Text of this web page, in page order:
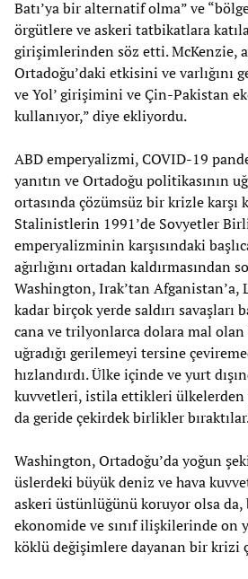
Batı’ya bir alternatif olma” ve
örgütlere ve askeri tatbikatlara
girişimlerinden söz etti. McKenzie,
Ortadoğu’daki etkisini ve varlığını
ve Yol’ girişimini ve Çin-Pakistan
kullanıyor,” diye ekliyordu.
ABD emperyalizmi, COVID-19
yanıtın ve Ortadoğu politikasının
ortasında çözümsüz bir krizle karşı
Stalinistlerin 1991’de Sovyetler
emperyalizminin karşısındaki
ağırlığını ortadan kaldırmasından
Washington, Irak’tan Afganistan’a,
kadar birçok yerde saldırı savaşları
cana ve trilyonlarca dolara mal olan
uğradığı gerilemeyi tersine
hızlandırdı. Ülke içinde ve yurt
kuvvetleri, istila ettikleri ülkelerden
da geride çekirdek birlikler
Washington, Ortadoğu’da yoğun
üslerdeki büyük deniz ve hava
askeri üstünlüğünü koruyor olsa da,
ekonomide ve sınıf ilişkilerinde on
köklü değişimlere dayanan bir krizi